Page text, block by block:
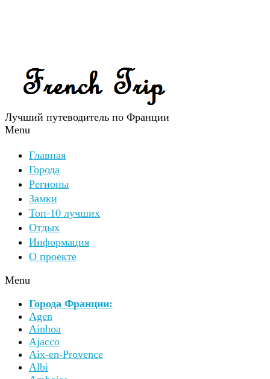
Лучший путеводитель по Франции
Menu
Главная
Города
Регионы
Замки
Топ-10 лучших
Отдых
Информация
О проекте
Menu
Города Франции:
Agen
Ainhoa
Ajacco
Aix-en-Provence
Albi